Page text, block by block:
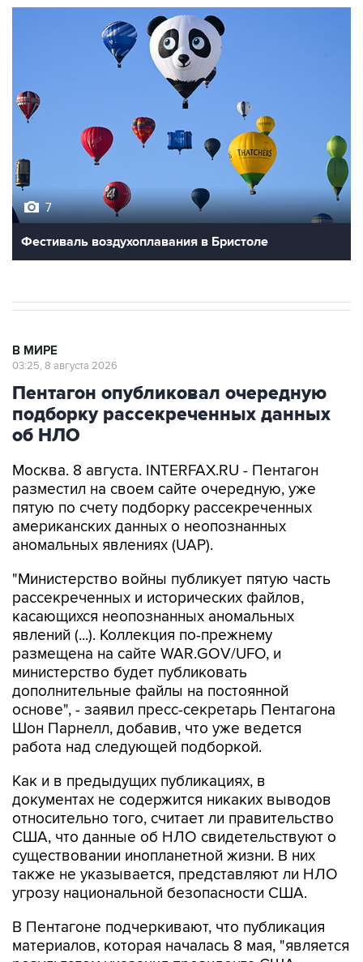
7
Фестиваль воздухоплавания в Бристоле
В МИРЕ
03:25, 8 августа 2026
Пентагон опубликовал очередную
подборку рассекреченных данных
об НЛО
Москва. 8 августа. INTERFAX.RU - Пентагон
разместил на своем сайте очередную, уже
пятую по счету подборку рассекреченных
американских данных о неопознанных
аномальных явлениях (UAP).
"Министерство войны публикует пятую часть
рассекреченных и исторических файлов,
касающихся неопознанных аномальных
явлений (...). Коллекция по-прежнему
размещена на сайте WAR.GOV/UFO, и
министерство будет публиковать
дополнительные файлы на постоянной
основе", - заявил пресс-секретарь Пентагона
Шон Парнелл, добавив, что уже ведется
работа над следующей подборкой.
Как и в предыдущих публикациях, в
документах не содержится никаких выводов
относительно того, считает ли правительство
США, что данные об НЛО свидетельствуют о
существовании инопланетной жизни. В них
также не указывается, представляют ли НЛО
угрозу национальной безопасности США.
В Пентагоне подчеркивают, что публикация
материалов, которая началась 8 мая, "является